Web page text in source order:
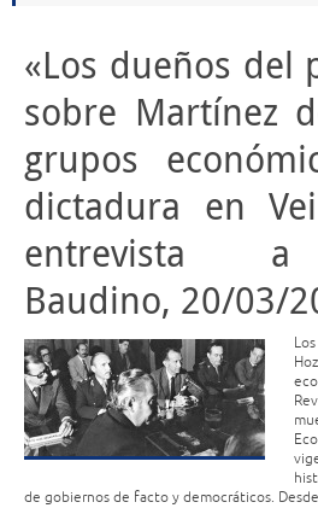
«Los dueños del
sobre Martínez
grupos
dictadura en
entrevista a
Baudino, 20/03/
de gobiernos de facto y democráticos.